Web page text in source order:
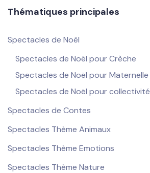
Thématiques principales
Spectacles de Noël
Spectacles de Noël pour Crèche
Spectacles de Noël pour Maternelle
Spectacles de Noël pour collectivité
Spectacles de Contes
Spectacles Thème Animaux
Spectacles Thème Emotions
Spectacles Thème Nature